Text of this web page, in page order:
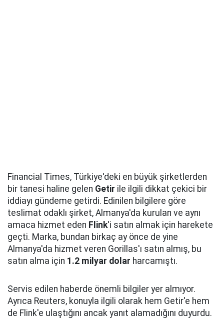
Financial Times, Türkiye'deki en büyük şirketlerden
bir tanesi haline gelen Getir ile ilgili dikkat çekici bir
iddiayı gündeme getirdi. Edinilen bilgilere göre
teslimat odaklı şirket, Almanya'da kurulan ve aynı
amaca hizmet eden Flink'i satın almak için harekete
geçti. Marka, bundan birkaç ay önce de yine
Almanya'da hizmet veren Gorillas'ı satın almış, bu
satın alma için 1.2 milyar dolar harcamıştı.
Servis edilen haberde önemli bilgiler yer almıyor.
Ayrıca Reuters, konuyla ilgili olarak hem Getir'e hem
de Flink'e ulaştığını ancak yanıt alamadığını duyurdu.